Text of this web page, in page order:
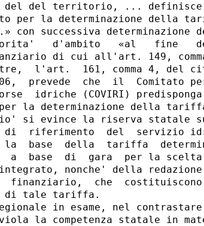
del del territorio, ... definisce
per la determinazione della
successiva determinazione
d'ambito   «al   fine
di cui all'art. 149,
l'art.  161, comma 4, del
prevede  che  il  Comitato
idriche (COVIRI) predisponga
la determinazione della
si evince la riserva statale
di  riferimento  del  servizio
base  della  tariffa
a  base  di  gara  per la scelta
nonche' della redazione
finanziario,  che
di tale tariffa.
in esame, nel contrastare
la competenza statale in